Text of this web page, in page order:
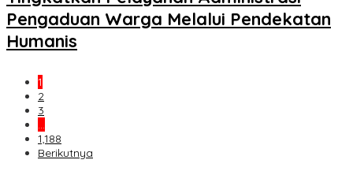
Pengaduan Warga Melalui Pendekatan
Humanis
1
2
3
…
1,188
Berikutnya